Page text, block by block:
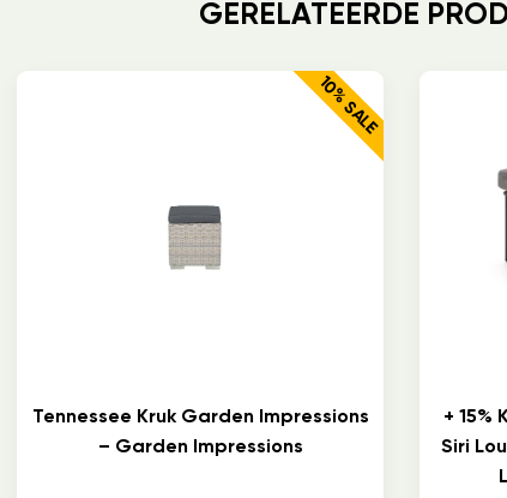
GERELATEERDE
10% SALE
Tennessee Kruk Garden Impressions
– Garden Impressions
+ 15%
Siri